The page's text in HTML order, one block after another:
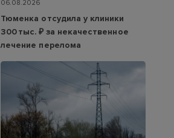
06.08.2026
Тюменка отсудила у клиники
300 тыс. ₽ за некачественное
лечение перелома